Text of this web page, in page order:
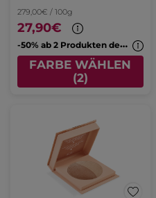
279,00€ / 100g
27,90€
-
50% ab 2 Produkten deiner Wahl
FARBE WÄHLEN
(2)